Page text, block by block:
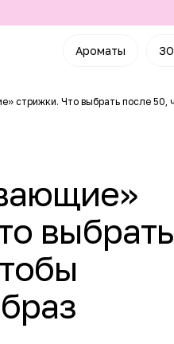
Ароматы
стрижки. Что выбрать после 50,
выбрать